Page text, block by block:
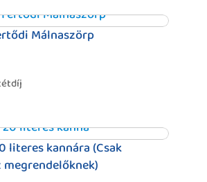
Málnaszörp
literes kannára (Csak